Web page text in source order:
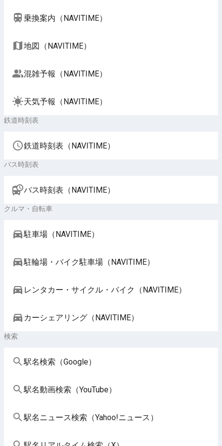
乗換案内（NAVITIME）
地図（NAVITIME）
混雑予報（NAVITIME）
天気予報（NAVITIME）
鉄道時刻表
鉄道時刻表（NAVITIME）
バス時刻表
バス時刻表（NAVITIME）
クルマ・自転車
駐車場（NAVITIME）
駐輪場・バイク駐車場（NAVITIME）
レンタカー・サイクル・バイク（NAVITIME）
カーシェアリング（NAVITIME）
検索
駅名検索（Google）
駅名動画検索（YouTube）
駅名ニュース検索（Yahoo!ニュース）